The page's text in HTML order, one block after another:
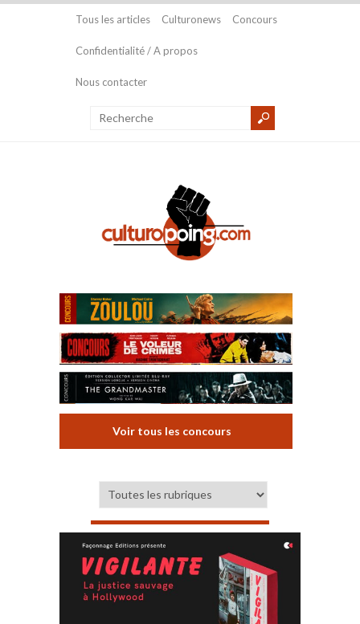
Tous les articles Culturonews Concours
Confidentialité / A propos
Nous contacter
Voir tous les concours